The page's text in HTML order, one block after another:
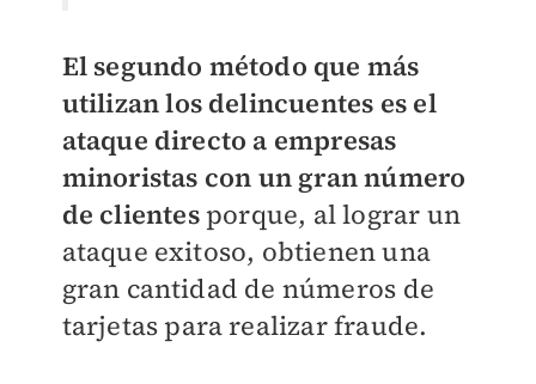
El segundo método que más
utilizan los delincuentes es el
ataque directo a empresas
minoristas con un gran número
de clientesporque, al lograr un
ataque exitoso, obtienen una
gran cantidad de números de
tarjetas para realizar fraude.